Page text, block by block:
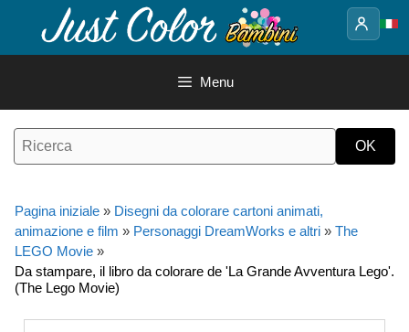
contenuto
Menu
Pagina iniziale » Disegni da colorare cartoni animati,
animazione e film » Personaggi DreamWorks e altri » The
LEGO Movie »
Da stampare, il libro da colorare de 'La Grande Avventura Lego'.
(The Lego Movie)